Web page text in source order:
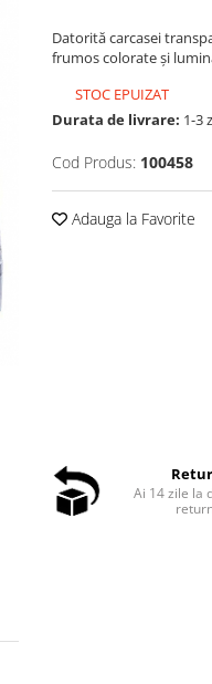
Datorită carcasei
frumos colorate şi
STOC EPUIZAT
Durata de livrare: 1-3
Cod Produs: 100458
Adauga la Favorite
Ai 14 zile la